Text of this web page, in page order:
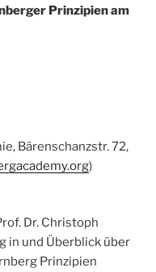
Prinzipien am
Bärenschanzstr. 72,
)
Dr. Christoph
in und Überblick über
Prinzipien